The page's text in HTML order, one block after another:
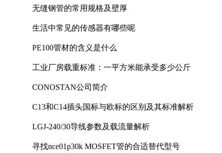
无缝钢管的常用规格及壁厚
生活中常见的传感器有哪些呢
PE100管材的含义是什么
工业厂房载重标准：一平方米能承受多少公斤
CONOSTAN公司简介
C13和C14插头国标与欧标的区别及其标准解析
LGJ-240/30导线参数及载流量解析
寻找nce01p30k MOSFET管的合适替代型号